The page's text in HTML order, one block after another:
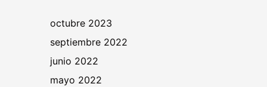
octubre 2023
septiembre 2022
junio 2022
mayo 2022